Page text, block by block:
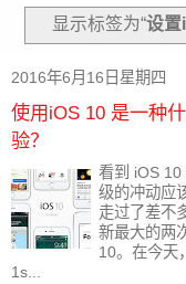
显示标签为“设置
2016年6月16日星期四
使用iOS 10 是一种
验？
看到 iOS
级的冲动应
走过了差不
新最大的两
10。在今天
1s...